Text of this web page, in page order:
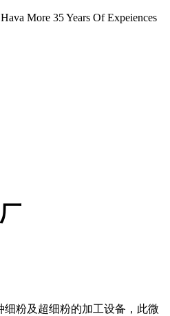
More 35 Years Of Expeiences
细粉及超细粉的加工设备，此微